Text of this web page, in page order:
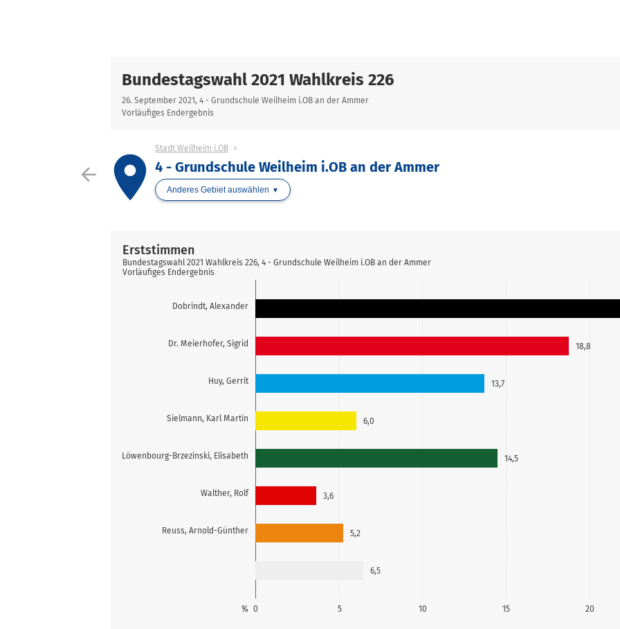
Bundestagswahl 2021 Wahlkreis 226
26. September 2021, 4 - Grundschule Weilheim i.OB an der Ammer
Vorläufiges Endergebnis
arrow_back place
Stadt Weilheim i.OB
4 - Grundschule Weilheim i.OB an der Ammer
Anderes Gebiet auswählen
Dobrindt, Alexander
Dr. Meierhofer, Sigrid
Huy, Gerrit
Sielmann, Karl Martin
Löwenbourg-Brzezinski, Elisabeth
Walther, Rolf
Reuss, Arnold-Günther
0 5 10 15 20
%
18,8
13,7
6,0
14,5
3,6
5,2
6,5
Erststimmen
Bundestagswahl 2021 Wahlkreis 226, 4 - Grundschule Weilheim i.OB an der Ammer
Vorläufiges Endergebnis